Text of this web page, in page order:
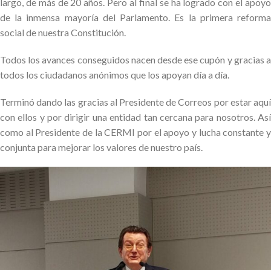
de la inmensa mayoría del Parlamento. Es la primera reforma
social de nuestra Constitución.
Todos los avances conseguidos nacen desde ese cupón y gracias a
todos los ciudadanos anónimos que los apoyan día a día.
Terminó dando las gracias al Presidente de Correos por estar aquí
con ellos y por dirigir una entidad tan cercana para nosotros. Así
como al Presidente de la CERMI por el apoyo y lucha constante y
conjunta para mejorar los valores de nuestro país.